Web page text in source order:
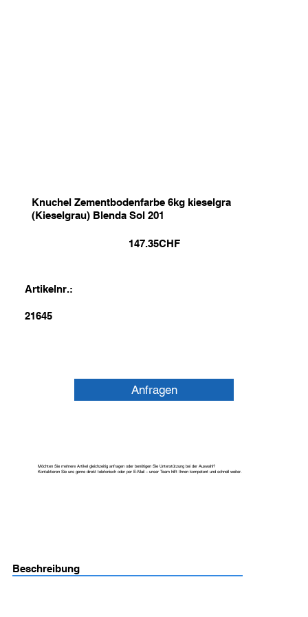
Knuchel Zementbodenfarbe 6kg kieselgra
(Kieselgrau) Blenda Sol 201
147.35CHF
Artikelnr.:
21645
Anfragen
Möchten Sie mehrere Artikel gleichzeitig anfragen oder benötigen Sie Unterstützung bei der Auswahl?
Kontaktieren Sie uns gerne direkt telefonisch oder per E-Mail – unser Team hilft Ihnen kompetent und schnell weiter.
Beschreibung